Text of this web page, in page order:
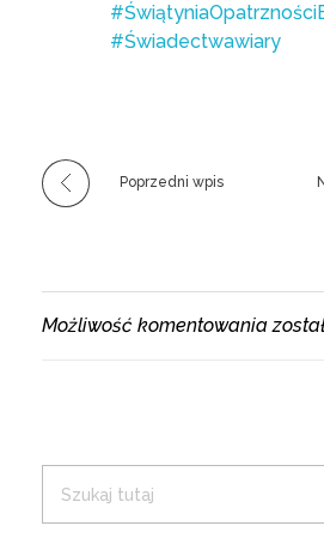
#Świadectwawiary
Poprzedni wpis
Możliwość komentowania